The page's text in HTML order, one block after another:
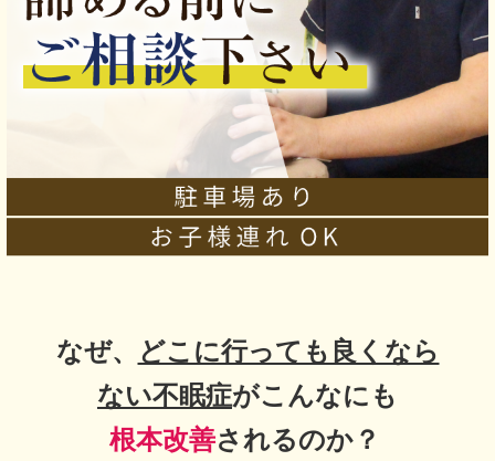
なぜ、
どこに行っても良くなら
ない不眠症がこんなにも
根本改善されるのか？